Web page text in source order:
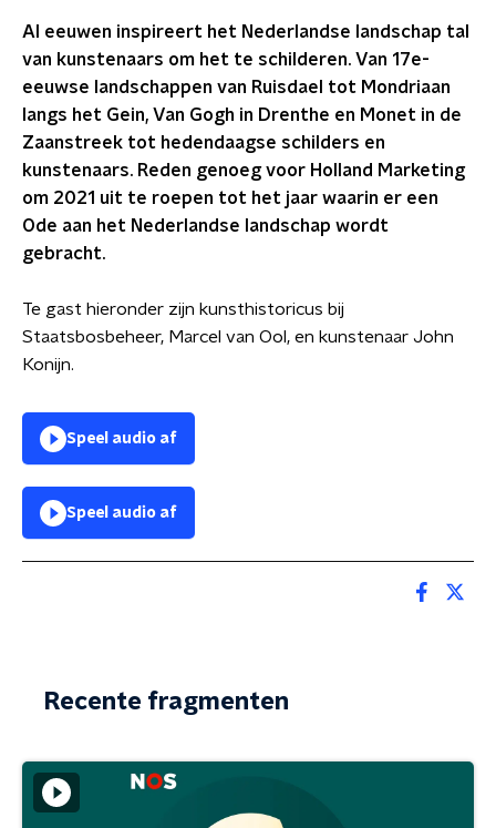
Al eeuwen inspireert het Nederlandse landschap tal
van kunstenaars om het te schilderen. Van 17e-
eeuwse landschappen van Ruisdael tot Mondriaan
langs het Gein, Van Gogh in Drenthe en Monet in de
Zaanstreek tot hedendaagse schilders en
kunstenaars. Reden genoeg voor Holland Marketing
om 2021 uit te roepen tot het jaar waarin er een
Ode aan het Nederlandse landschap wordt
gebracht.
Te gast hieronder zijn kunsthistoricus bij
Staatsbosbeheer, Marcel van Ool, en kunstenaar John
Konijn.
Speel audio af
Speel audio af
Recente fragmenten